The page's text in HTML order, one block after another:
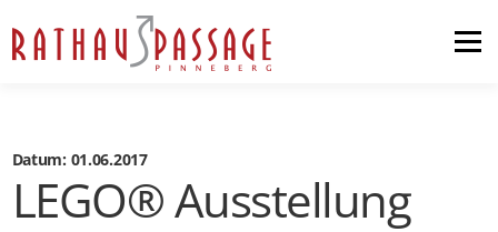
Menü
News & Events
Datum: 01.06.2017
LEGO® Ausstellung